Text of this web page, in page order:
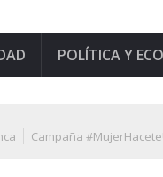
POLÍTICA Y
Campaña